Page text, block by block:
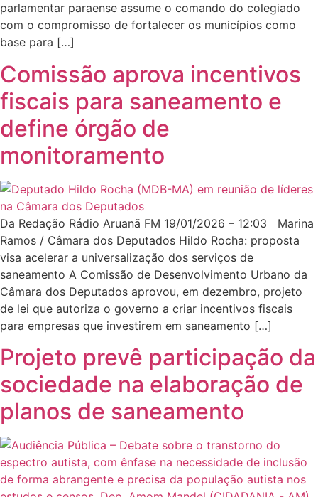
parlamentar paraense assume o comando do colegiado
com o compromisso de fortalecer os municípios como
base para […]
Comissão aprova incentivos
fiscais para saneamento e
define órgão de
monitoramento
Da Redação Rádio Aruanã FM 19/01/2026 – 12:03 Marina
Ramos / Câmara dos Deputados Hildo Rocha: proposta
visa acelerar a universalização dos serviços de
saneamento A Comissão de Desenvolvimento Urbano da
Câmara dos Deputados aprovou, em dezembro, projeto
de lei que autoriza o governo a criar incentivos fiscais
para empresas que investirem em saneamento […]
Projeto prevê participação da
sociedade na elaboração de
planos de saneamento